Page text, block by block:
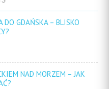
DO GDAŃSKA – BLISKO
NAD MORZEM – JAK